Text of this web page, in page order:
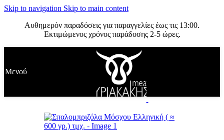
Skip to navigation Skip to main content
Αυθημερόν παραδόσεις για παραγγελίες έως τις 13:00.
Εκτιμώμενος χρόνος παράδοσης 2-5 ώρες.
Μενού